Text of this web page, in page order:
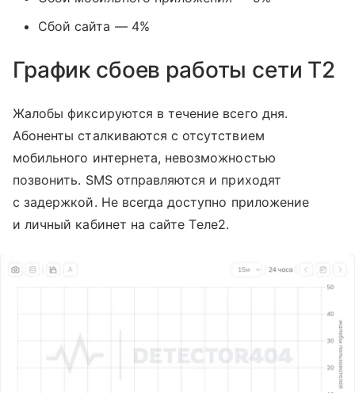
Сбой сайта — 4%
График сбоев работы сети T2
Жалобы фиксируются в течение всего дня.
Абоненты сталкиваются с отсутствием
мобильного интернета, невозможностью
позвонить. SMS отправляются и приходят
с задержкой. Не всегда доступно приложение
и личный кабинет на сайте Tеле2.